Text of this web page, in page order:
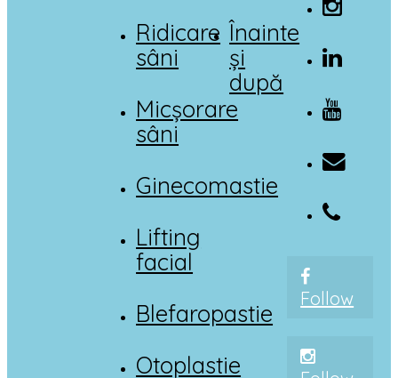
Ridicare
sâni
Micșorare
sâni
Ginecomastie
Lifting
facial
Blefaropastie
Otoplastie
Înainte
și
după
Follow